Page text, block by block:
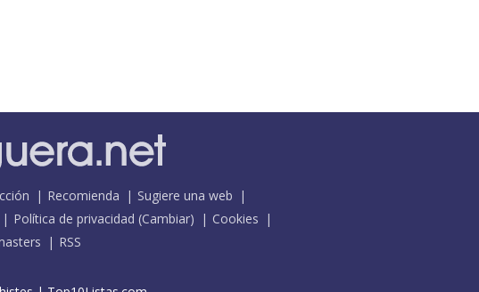
Recomienda
Sugiere una web
Política de privacidad (Cambiar)
Cookies
RSS